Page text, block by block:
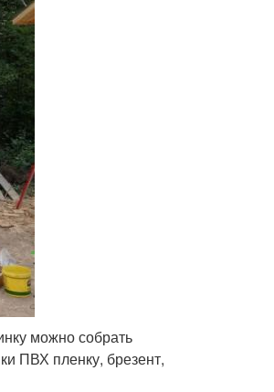
можно собрать
ПВХ пленку, брезент,